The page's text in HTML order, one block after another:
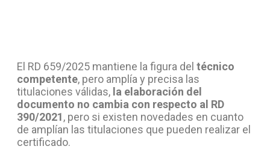
El RD 659/2025 mantiene la figura del técnico
competente, pero amplía y precisa las
titulaciones válidas, la elaboración del
documento no cambia con respecto al RD
390/2021, pero si existen novedades en cuanto
de amplían las titulaciones que pueden realizar el
certificado.